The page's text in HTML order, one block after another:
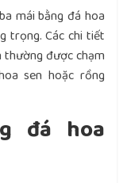
mái bằng đá hoa
trọng. Các chi tiết
thường được chạm
sen hoặc rồng
đá hoa